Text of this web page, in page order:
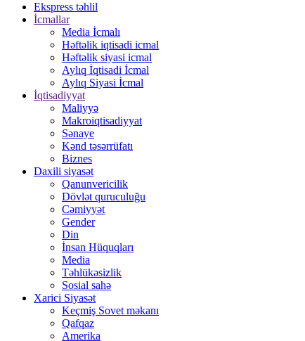
Ekspress təhlil
İcmallar
Media İcmalı
Həftəlik iqtisadi icmal
Həftəlik siyasi icmal
Aylıq İqtisadi İcmal
Aylıq Siyasi İcmal
İqtisadiyyat
Maliyyə
Makroiqtisadiyyat
Sənaye
Kənd təsərrüfatı
Biznes
Daxili siyasət
Qanunvericilik
Dövlət quruculuğu
Cəmiyyət
Gender
Din
İnsan Hüquqları
Media
Təhlükəsizlik
Sosial sahə
Xarici Siyasət
Keçmiş Sovet məkanı
Qafqaz
Amerika